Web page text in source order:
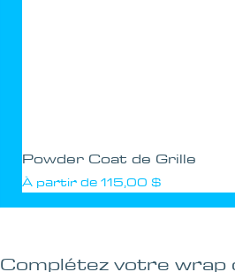
Powder Coat de Grille
À partir de115,00 $
Prix promotionnel
Complétez votre wrap